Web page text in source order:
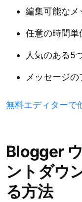
編集可能なメ
任意の時間単
人気のある5
メッセージ
無料エディターで
Blogger
ントダウ
る方法